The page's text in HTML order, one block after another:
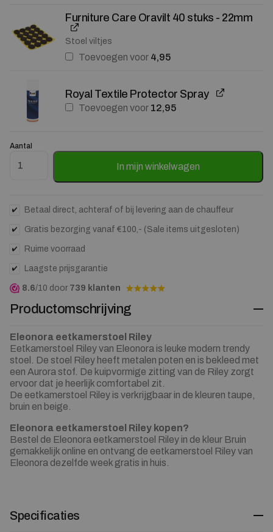
Furniture Care Oravilt 40 stuks - 22mm
Stoel viltjes
Toevoegen voor 4,95
Royal Textile Protector Spray
Toevoegen voor 12,95
Aantal
Eetkamerstoel Riley Aurora - Bruin aantal
In mijn winkelwagen
Betaal direct, achteraf of bij levering aan de chauffeur
Gratis bezorging vanaf €100,- (Sale items uitgesloten)
Ruime voorraad
Laagste prijsgarantie
8.6/10 door 739 klanten
Productomschrijving
Eleonora eetkamerstoel Riley
Eetkamerstoel Riley van Eleonora is leuke modern trendy
stoel. De stoel Riley heeft metalen poten en is bekleed met
een Aurora stof. De kuipvormige zitting van de Riley zorgt
ervoor dat je heerlijk comfortabel zit.
De eetkamerstoel Riley is verkrijgbaar in de kleuren taupe,
bruin en beige.
Eleonora eetkamerstoel Riley kopen?
Bestel de Eleonora eetkamerstoel Riley in de kleur Bruin
gemakkelijk online en ontvang de eetkamerstoel Riley van
Eleonora dezelfde week gratis in huis.
Specificaties